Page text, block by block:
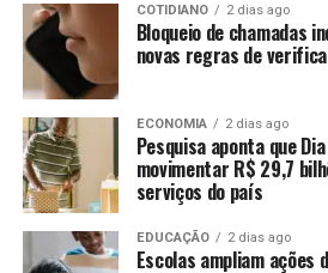
COTIDIANO 2 dias ago
Bloqueio de chamadas
novas regras de
ECONOMIA 2 dias ago
Pesquisa aponta que
movimentar R$ 29,7
serviços do país
EDUCAÇÃO 2 dias ago
Escolas ampliam ações